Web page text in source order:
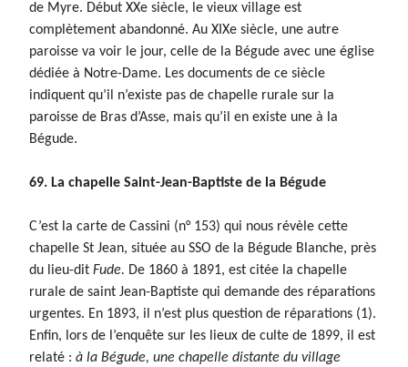
de Myre. Début XXe siècle, le vieux village est
complètement abandonné. Au XIXe siècle, une autre
paroisse va voir le jour, celle de la Bégude avec une église
dédiée à Notre-Dame. Les documents de ce siècle
indiquent qu’il n’existe pas de chapelle rurale sur la
paroisse de Bras d’Asse, mais qu’il en existe une à la
Bégude.
69. La chapelle Saint-Jean-Baptiste de la Bégude
C’est la carte de Cassini (n° 153) qui nous révèle cette
chapelle St Jean, située au SSO de la Bégude Blanche, près
du lieu-dit Fude. De 1860 à 1891, est citée la chapelle
rurale de saint Jean-Baptiste qui demande des réparations
urgentes. En 1893, il n’est plus question de réparations (1).
Enfin, lors de l’enquête sur les lieux de culte de 1899, il est
relaté : à la Bégude, une chapelle distante du village